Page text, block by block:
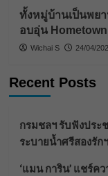
ทั้งหมู่บ้านเป็นพยา
อบอุ่น
Wichai S 24/04/
Recent Posts
กรมชลฯ รับฟังปร
ระบายน้ำศรีสองรักฯ
‘แมน การิน’ แชร์ค